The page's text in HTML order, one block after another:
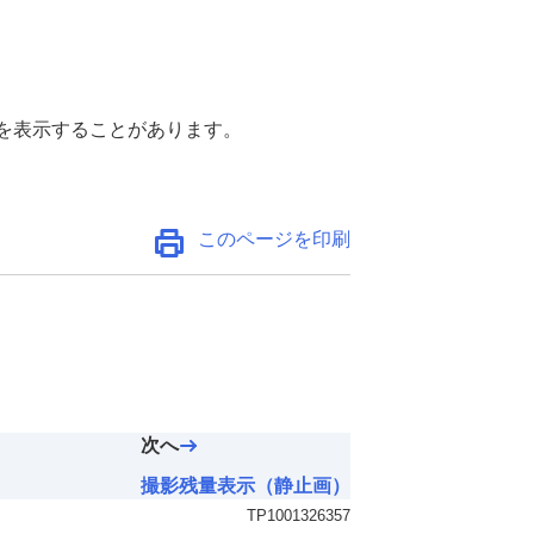
示することがあります。
このページを印刷
次へ
撮影残量表示（静止画）
TP1001326357